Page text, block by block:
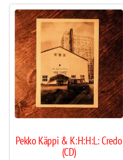
Pekko Käppi & K:H:H:L: Credo
(CD)